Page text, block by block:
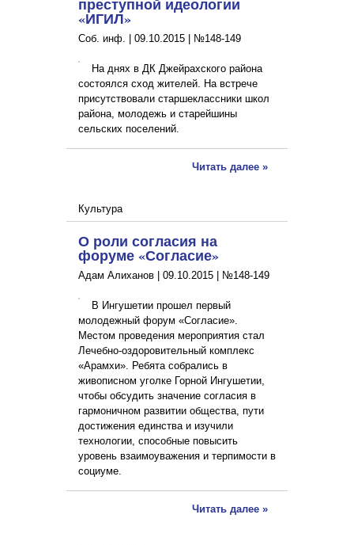
преступной идеологии
«ИГИЛ»
Соб. инф. | 09.10.2015 №148-149
На днях в ДК Джейрахского района
состоялся сход жителей. На встрече
присутствовали старшеклассники школ
района, молодежь и старейшины
сельских поселений.
Читать далее »
Культура
О роли согласия на
форуме «Согласие»
Адам Алиханов | 09.10.2015 №148-149
В Ингушетии прошел первый
молодежный форум «Согласие».
Местом проведения мероприятия стал
Лечебно-оздоровительный комплекс
«Арамхи». Ребята собрались в
живописном уголке Горной Ингушетии,
чтобы обсудить значение согласия в
гармоничном развитии общества, пути
достижения единства и изучили
технологии, способные повысить
уровень взаимоуважения и терпимости в
социуме.
Читать далее »